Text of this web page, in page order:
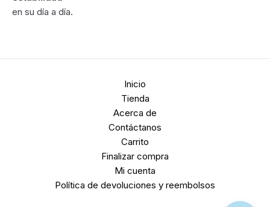
en su día a día.
Inicio
Tienda
Acerca de
Contáctanos
Carrito
Finalizar compra
Mi cuenta
Política de devoluciones y reembolsos